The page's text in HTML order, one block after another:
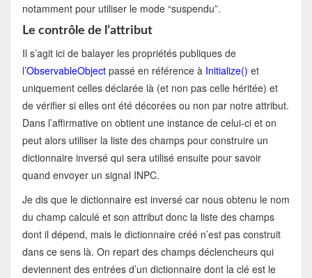
notamment pour utiliser le mode “suspendu”.
Le contrôle de l’attribut
Il s’agit ici de balayer les propriétés publiques de
l’ObservableObjectpassé en référence à Initialize() et
uniquement celles déclarée là (et non pas celle héritée) et
de vérifier si elles ont été décorées ou non par notre attribut.
Dans l’affirmative on obtient une instance de celui-ci et on
peut alors utiliser la liste des champs pour construire un
dictionnaire inversé qui sera utilisé ensuite pour savoir
quand envoyer un signal INPC.
Je dis que le dictionnaire est inversé car nous obtenu le nom
du champ calculé et son attribut donc la liste des champs
dont il dépend, mais le dictionnaire créé n’est pas construit
dans ce sens là. On repart des champs déclencheurs qui
deviennent des entrées d’un dictionnaire dont la clé est le